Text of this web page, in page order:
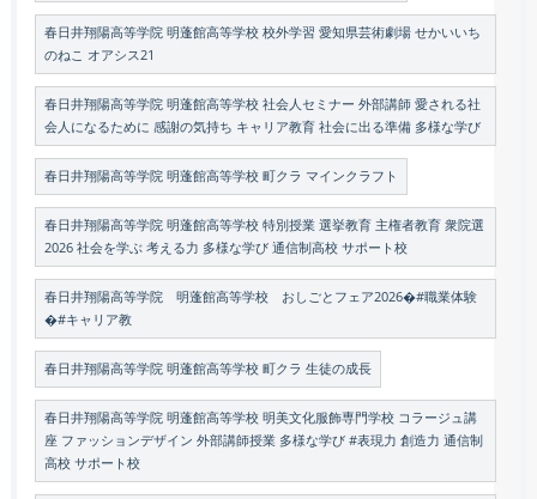
春日井翔陽高等学院 明蓬館高等学校 校外学習 愛知県芸術劇場 せかいいち
のねこ オアシス21
春日井翔陽高等学院 明蓬館高等学校 社会人セミナー 外部講師 愛される社
会人になるために 感謝の気持ち キャリア教育 社会に出る準備 多様な学び
春日井翔陽高等学院 明蓬館高等学校 町クラ マインクラフト
春日井翔陽高等学院 明蓬館高等学校 特別授業 選挙教育 主権者教育 衆院選
2026 社会を学ぶ 考える力 多様な学び 通信制高校 サポート校
春日井翔陽高等学院 明蓬館高等学校 おしごとフェア2026�#職業体験
�#キャリア教
春日井翔陽高等学院 明蓬館高等学校 町クラ 生徒の成長
春日井翔陽高等学院 明蓬館高等学校 明美文化服飾専門学校 コラージュ講
座 ファッションデザイン 外部講師授業 多様な学び #表現力 創造力 通信制
高校 サポート校